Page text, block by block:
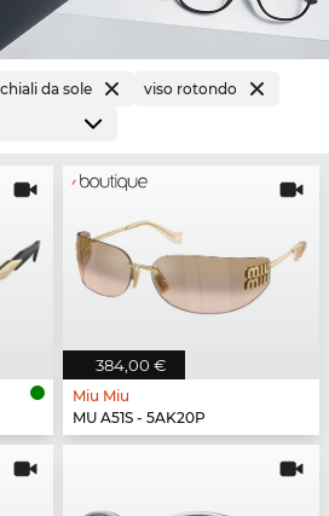
da sole viso rotondo
384,00 €
Miu Miu
MU A51S - 5AK20P